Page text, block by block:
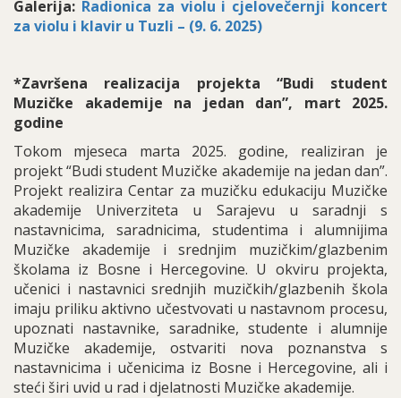
Galerija: Radionica za violu i cjelovečernji koncert
za violu i klavir u Tuzli – (9. 6. 2025)
*Završena realizacija projekta “Budi student
Muzičke akademije na jedan dan”, mart 2025.
godine
Tokom mjeseca marta 2025. godine, realiziran je
projekt “Budi student Muzičke akademije na jedan dan”.
Projekt realizira Centar za muzičku edukaciju Muzičke
akademije Univerziteta u Sarajevu u saradnji s
nastavnicima, saradnicima, studentima i alumnijima
Muzičke akademije i srednjim muzičkim/glazbenim
školama iz Bosne i Hercegovine. U okviru projekta,
učenici i nastavnici srednjih muzičkih/glazbenih škola
imaju priliku aktivno učestvovati u nastavnom procesu,
upoznati nastavnike, saradnike, studente i alumnije
Muzičke akademije, ostvariti nova poznanstva s
nastavnicima i učenicima iz Bosne i Hercegovine, ali i
steći širi uvid u rad i djelatnosti Muzičke akademije.